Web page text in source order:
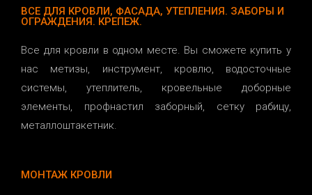
ВСЕ ДЛЯ КРОВЛИ, ФАСАДА, УТЕПЛЕНИЯ. ЗАБОРЫ И
ОГРАЖДЕНИЯ. КРЕПЕЖ.
Все для кровли в одном месте. Вы сможете купить у
нас метизы, инструмент, кровлю, водосточные
системы, утеплитель, кровельные доборные
элементы, профнастил заборный, сетку рабицу,
металлоштакетник.
МОНТАЖ КРОВЛИ